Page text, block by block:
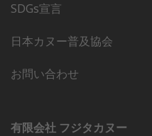
SDGs宣言
日本カヌー普及協会
お問い合わせ
有限会社 フジタカヌー